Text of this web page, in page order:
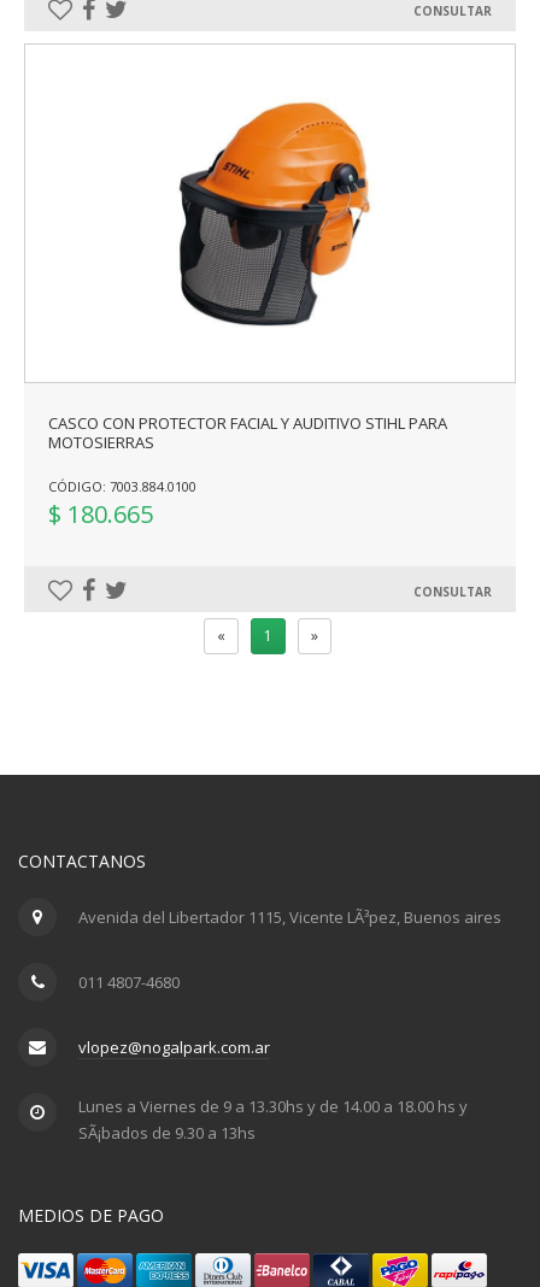
CONSULTAR
CASCO CON PROTECTOR FACIAL Y AUDITIVO STIHL PARA
MOTOSIERRAS
CÓDIGO: 7003.884.0100
$ 180.665
CONSULTAR
« 1 »
CONTACTANOS
Avenida del Libertador 1115, Vicente LÃ³pez, Buenos aires
011 4807-4680
vlopez@nogalpark.com.ar
Lunes a Viernes de 9 a 13.30hs y de 14.00 a 18.00 hs y
SÃ¡bados de 9.30 a 13hs
MEDIOS DE PAGO